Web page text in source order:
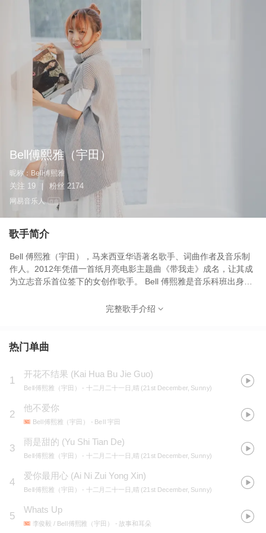
Bell傅熙雅（宇田）
昵称： Bell傅熙雅
关注 19 粉丝 2174
网易音乐人 作曲
歌手简介
Bell 傅熙雅（宇田），马来西亚华语著名歌手、词曲作者及音乐制
作人。2012年凭借一首纸月亮电影主题曲《带我走》成名，让其成
为立志音乐首位签下的女创作歌手。 Bell 傅熙雅是音乐科班出身，
《十二月二十一日，晴》中，一手包办了演唱、制作、创作、和声
西亚创作实力派女歌手之列。 她的歌声温暖而治愈，细腻婉转的旋
赏。她希望通过自己的作品，带给大家力量。 她先后为陈洁仪、阿
牛、张栋梁、弦子、单依纯、李佩玲等人创作及制作。 代表作：
《主角》《雨是甜的》《蝌蚪》《他不爱你》《彗星》《开花不结
果》
完整歌手介绍
热门单曲
1
开花不结果 (Kai Hua Bu Jie Guo)
Bell傅熙雅（宇田） - 十二月二十一日,晴 (21st December, Sunny)
2
他不爱你
Bell傅熙雅（宇田） - Bell 宇田
3
雨是甜的 (Yu Shi Tian De)
Bell傅熙雅（宇田） - 十二月二十一日,晴 (21st December, Sunny)
4
爱你最用心 (Ai Ni Zui Yong Xin)
Bell傅熙雅（宇田） - 十二月二十一日,晴 (21st December, Sunny)
5
Whats Up
李俊毅 / Bell傅熙雅（宇田） - 故事和耳朵